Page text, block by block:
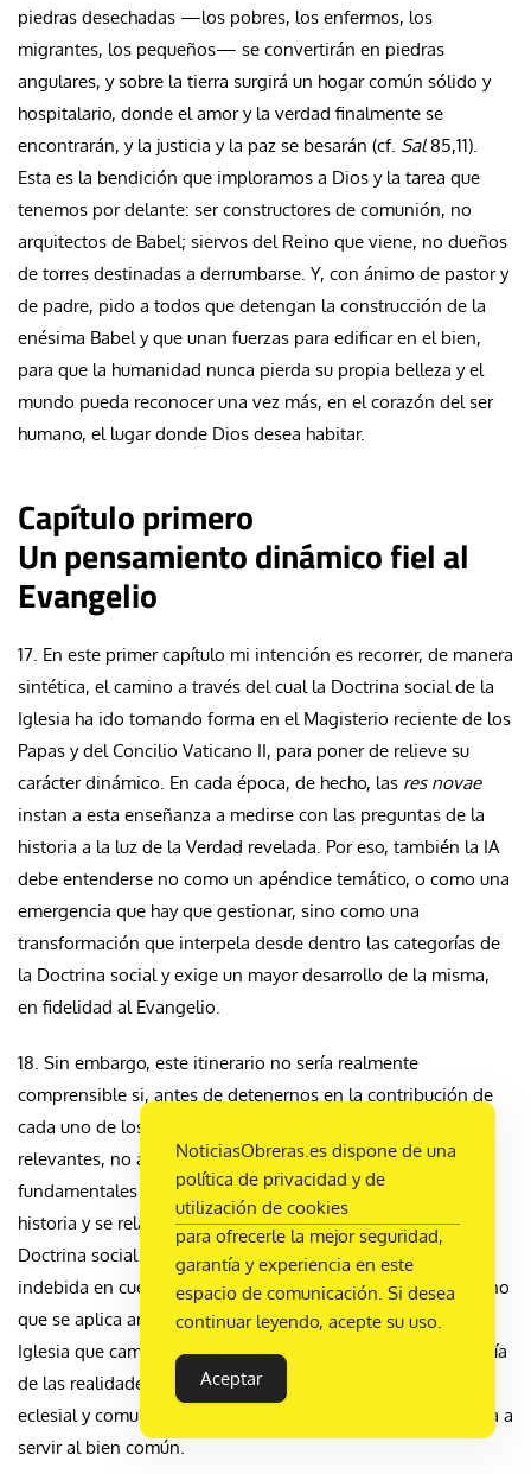
piedras desechadas —los pobres, los enfermos, los
migrantes, los pequeños— se convertirán en piedras
angulares, y sobre la tierra surgirá un hogar común sólido y
hospitalario, donde el amor y la verdad finalmente se
encontrarán, y la justicia y la paz se besarán (cf. Sal85,11).
Esta es la bendición que imploramos a Dios y la tarea que
tenemos por delante: ser constructores de comunión, no
arquitectos de Babel; siervos del Reino que viene, no dueños
de torres destinadas a derrumbarse. Y, con ánimo de pastor y
de padre, pido a todos que detengan la construcción de la
enésima Babel y que unan fuerzas para edificar en el bien,
para que la humanidad nunca pierda su propia belleza y el
mundo pueda reconocer una vez más, en el corazón del ser
humano, el lugar donde Dios desea habitar.
Capítulo primero
Un pensamiento dinámico fiel al
Evangelio
17. En este primer capítulo mi intención es recorrer, de manera
sintética, el camino a través del cual la Doctrina social de la
Iglesia ha ido tomando forma en el Magisterio reciente de los
Papas y del Concilio Vaticano II, para poner de relieve su
carácter dinámico. En cada época, de hecho, las res novae
instan a esta enseñanza a medirse con las preguntas de la
historia a la luz de la Verdad revelada. Por eso, también la IA
debe entenderse no como un apéndice temático, o como una
emergencia que hay que gestionar, sino como una
transformación que interpela desde dentro las categorías de
la Doctrina social y exige un mayor desarrollo de la misma,
en fidelidad al Evangelio.
18. Sin embargo, este itinerario no sería realmente
comprensible si, antes de detenernos en la contribución de
cada uno de los Pontífices y en los documentos más
relevantes, no aclaráramos algunas convicciones
fundamentales sobre la forma en que la Iglesia habita la
historia y se relaciona con el mundo. Sin esta aclaración, la
Doctrina social correría el riesgo de parecer una injerencia
indebida en cuestiones temporales o un código ético externo
que se aplica arbitrariamente. En realidad, surge de una
Iglesia que camina con la humanidad, reconoce la autonomía
de las realidades terrenas y la distinción entre comunidad
eclesial y comunidad política y, precisamente por eso, aspira a
servir al bien común.
NoticiasObreras.es dispone de una
política de privacidad y de
utilización de cookies
para ofrecerle la mejor seguridad,
garantía y experiencia en este
espacio de comunicación. Si desea
continuar leyendo, acepte su uso.
Aceptar